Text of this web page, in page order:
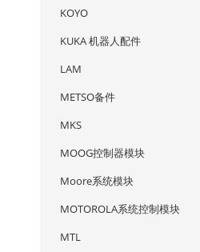
KOYO
KUKA 机器人配件
LAM
METSO备件
MKS
MOOG控制器模块
Moore系统模块
MOTOROLA系统控制模块
MTL